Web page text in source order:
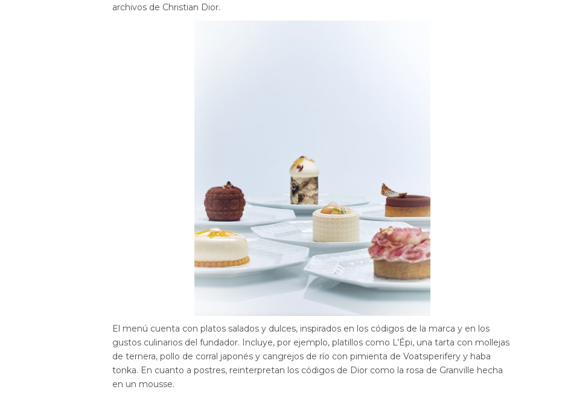
archivos de Christian Dior.
El menú cuenta con platos salados y dulces, inspirados en los códigos de la marca y en los
gustos culinarios del fundador. Incluye, por ejemplo, platillos como L’Épi, una tarta con mollejas
de ternera, pollo de corral japonés y cangrejos de río con pimienta de Voatsiperifery y haba
tonka. En cuanto a postres, reinterpretan los códigos de Dior como la rosa de Granville hecha
en un mousse.